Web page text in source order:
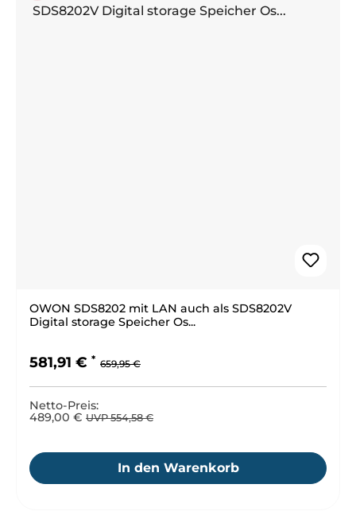
OWON SDS8202 mit LAN auch als SDS8202V
Digital storage Speicher Os...
Verkaufspreis:
581,91 € Regulärer Preis:
659,95 €
Netto-Preis:
489,00 € UVP 554,58 €
In den Warenkorb